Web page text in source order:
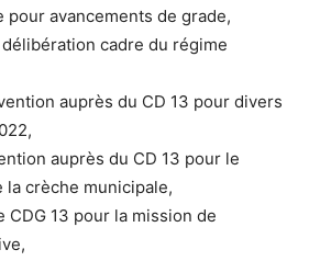
pour avancements de grade,
cadre du régime
auprès du CD 13 pour divers
auprès du CD 13 pour le
crèche municipale,
CDG 13 pour la mission de